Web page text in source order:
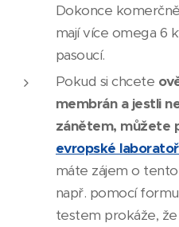
Dokonce
mají více omega 6
pasoucí.
Pokud si chcete
membrán a jestli
zánětem, můžete
evropské
máte zájem o
např. pomocí
testem prokáže,